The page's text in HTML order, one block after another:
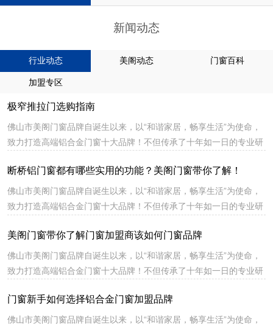
新闻动态
行业动态 美阁动态 门窗百科
加盟专区
极窄推拉门选购指南
佛山市美阁门窗品牌自诞生以来，以“和谐家居，畅享生活”为使命，
致力打造高端铝合金门窗十大品牌！不但传承了十年如一日的专业研
主创新元素和特殊工艺，特别是产品结构上的创新，突破性地解决了
铝合金门窗在生产、安装和使用上公认的技术难题，提升产品市场核
心竞争力。
断桥铝门窗都有哪些实用的功能？美阁门窗带你了解！
佛山市美阁门窗品牌自诞生以来，以“和谐家居，畅享生活”为使命，
致力打造高端铝合金门窗十大品牌！不但传承了十年如一日的专业研
主创新元素和特殊工艺，特别是产品结构上的创新，突破性地解决了
铝合金门窗在生产、安装和使用上公认的技术难题，提升产品市场核
心竞争力。
美阁门窗带你了解门窗加盟商该如何门窗品牌
佛山市美阁门窗品牌自诞生以来，以“和谐家居，畅享生活”为使命，
致力打造高端铝合金门窗十大品牌！不但传承了十年如一日的专业研
主创新元素和特殊工艺，特别是产品结构上的创新，突破性地解决了
铝合金门窗在生产、安装和使用上公认的技术难题，提升产品市场核
门窗新手如何选择铝合金门窗加盟品牌
佛山市美阁门窗品牌自诞生以来，以“和谐家居，畅享生活”为使命，